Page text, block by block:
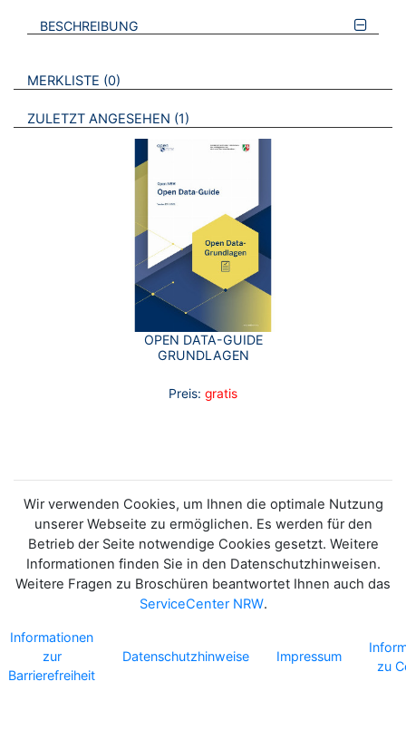
BESCHREIBUNG
VERWEISE AUF VERMERKTE- ODER ZULETZT ANGESEHENE
MERKLISTE 0 BROSCHÜREN
ZULETZT ANGESEHEN 1 BROSCHÜREN
OPEN DATA-GUIDE
GRUNDLAGEN
Preis: gratis
Wir verwenden Cookies, um Ihnen die optimale Nutzung
unserer Webseite zu ermöglichen. Es werden für den
Betrieb der Seite notwendige Cookies gesetzt. Weitere
Informationen finden Sie in den Datenschutzhinweisen.
Weitere Fragen zu Broschüren beantwortet Ihnen auch das
ServiceCenter NRW.
Informationen
zur
Barrierefreiheit
Datenschutzhinweise Impressum
zu